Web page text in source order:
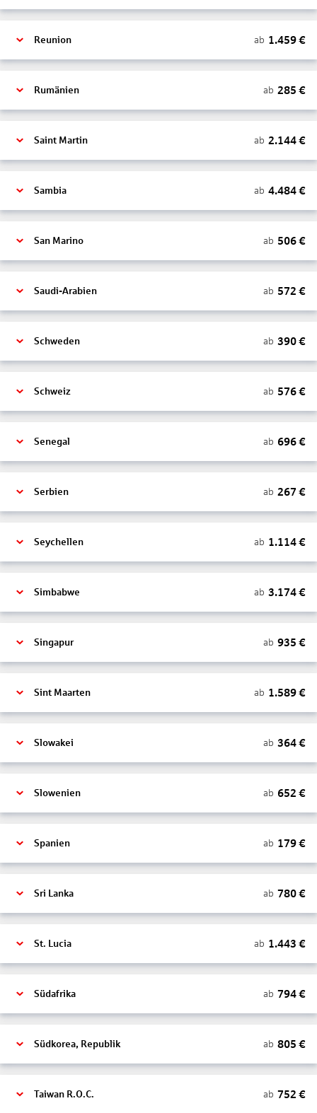
Reunion ab 1.459€
Rumänien ab 285 €
Saint Martin ab 2.144€
Sambia ab 4.484€
San Marino ab 506€
Saudi-Arabien ab 572 €
Schweden ab 390€
Schweiz ab 576€
Senegal ab 696€
Serbien ab 267 €
Seychellen ab 1.114€
Simbabwe ab 3.174€
Singapur ab 935 €
Sint Maarten ab 1.589€
Slowakei ab 364€
Slowenien ab 652 €
Spanien ab 179€
Sri Lanka ab 780€
St. Lucia ab 1.443 €
Südafrika ab 794€
Südkorea, Republik ab 805 €
Taiwan R.O.C. ab 752 €